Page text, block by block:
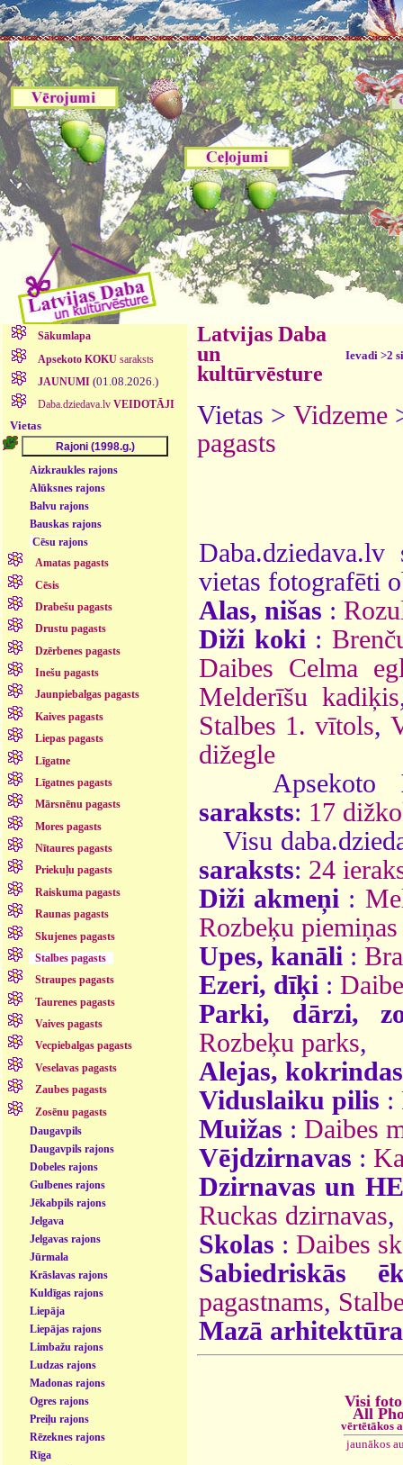
Sākumlapa
Apsekoto KOKUsaraksts
JAUNUMI (01.08.2026.)
Daba.dziedava.lv VEIDOTĀJI
Vietas
Aizkraukles rajons
Alūksnes rajons
Balvu rajons
Bauskas rajons
Cēsu rajons
Amatas pagasts
Cēsis
Drabešu pagasts
Drustu pagasts
Dzērbenes pagasts
Inešu pagasts
Jaunpiebalgas pagasts
Kaives pagasts
Liepas pagasts
Līgatne
Līgatnes pagasts
Mārsnēnu pagasts
Mores pagasts
Nītaures pagasts
Priekuļu pagasts
Raiskuma pagasts
Raunas pagasts
Skujenes pagasts
Stalbes pagasts
Straupes pagasts
Taurenes pagasts
Vaives pagasts
Vecpiebalgas pagasts
Veselavas pagasts
Zaubes pagasts
Zosēnu pagasts
Daugavpils
Daugavpils rajons
Dobeles rajons
Gulbenes rajons
Jēkabpils rajons
Jelgava
Jelgavas rajons
Jūrmala
Krāslavas rajons
Kuldīgas rajons
Liepāja
Liepājas rajons
Limbažu rajons
Ludzas rajons
Madonas rajons
Ogres rajons
Preiļu rajons
Rēzeknes rajons
Rīga
Latvijas Daba
un
kultūrvēsture
Ievadi >2
Vietas > Vidzeme
pagasts
vietas fotografēti
Alas, nišas :
Diži koki :
Daibes Celma
Melderīšu kadiķis
Stalbes 1. vītols,
dižegle
Apsekoto
saraksts: 17
Visu
saraksts: 24
Diži akmeņi :
Rozbeķu
Upes, kanāli :
Ezeri, dīķi :
Parki, dārzi,
Rozbeķu parks,
Alejas, kokrindas
Viduslaiku pilis :
Muižas : Daibes
Vējdzirnavas :
Dzirnavas un
Ruckas dzirnavas,
Skolas : Daibes
Sabiedriskās
pagastnams,
Mazā arhitektūra
Visi
All
vērtētākos
jaunākos